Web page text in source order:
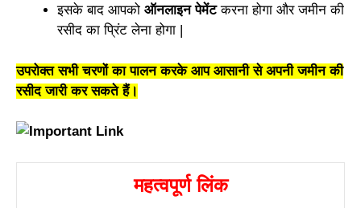
इसके बाद आपको ऑनलाइन पेमेंटकरना होगा और जमीन की
रसीद का प्रिंट लेना होगा |
उपरोक्त सभी चरणों का पालन करके आप आसानी से अपनी जमीन की
रसीद जारी कर सकते हैं।
महत्वपूर्ण लिंक